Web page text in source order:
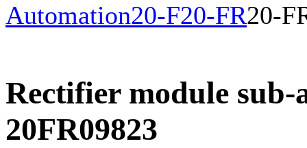
Automation20-F20-FR20-
Rectifier module sub-
20FR09823